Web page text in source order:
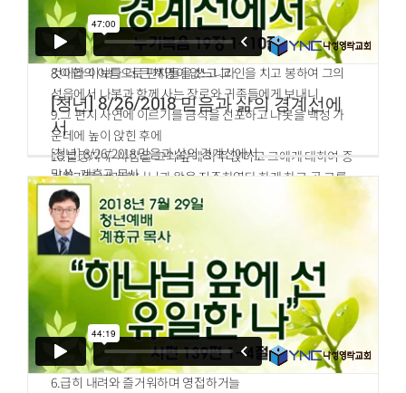
라를 다스리시나이까 일어나 식사를 하시고 마음을 즐겁게
하소서 내가 이스르엘 사람 나봇의 포도원을 왕께 드리리이
다 하고
8.아합의 이름으로 편지들을 쓰고 그 인을 치고 봉하여 그의
성읍에서 나봇과 함께 사는 장로와 귀족들에게 보내니
9.그 편지 사연에 이르기를 금식을 선포하고 나봇을 백성 가
운데에 높이 앉힌 후에
10.불량자 두 사람을 그의 앞에 마주 앉히고 그에게 대하여 증
거하기를 네가 하나님과 왕을 저주하였다 하게 하고 곧 그를
끌고 나가서 돌로 쳐죽이라 하였더라
30.네 마음을 다하고 목숨을 다하고 뜻을 다하고 힘을 다하여
주 너의 하나님을 사랑하라 하신 것이요
31.둘째는 이것이니 네 이웃을 네 자신과 같이 사랑하라 하신
것이라 이보다 더 큰 계명이 없느니라
[청년] 8/26/2018 믿음과 삶의 경계선에
서
[청년] 8/26/2018 믿음과 삶의 경계선에서
말씀: 계흥규 목사
누가복음 19장 1~10절
1.예수께서 여리고로 들어가 지나가시더라
2.삭개오라 이름하는 자가 있으니 세리장이요 또한 부자라
.3그가 예수께서 어떠한 사람인가 하여 보고자 하되 키가 작
고 사람이 많아 할 수 없어
4.앞으로 달려가서 보기 위하여 돌무화과나무에 올라가니 이
는 예수께서 그리로 지나가시게 됨이러라
5.예수께서 그 곳에 이르사 쳐다 보시고 이르시되 삭개오야
속히 내려오라 내가 오늘 네 집에 유하여야 하겠다 하시니
6.급히 내려와 즐거워하며 영접하거늘